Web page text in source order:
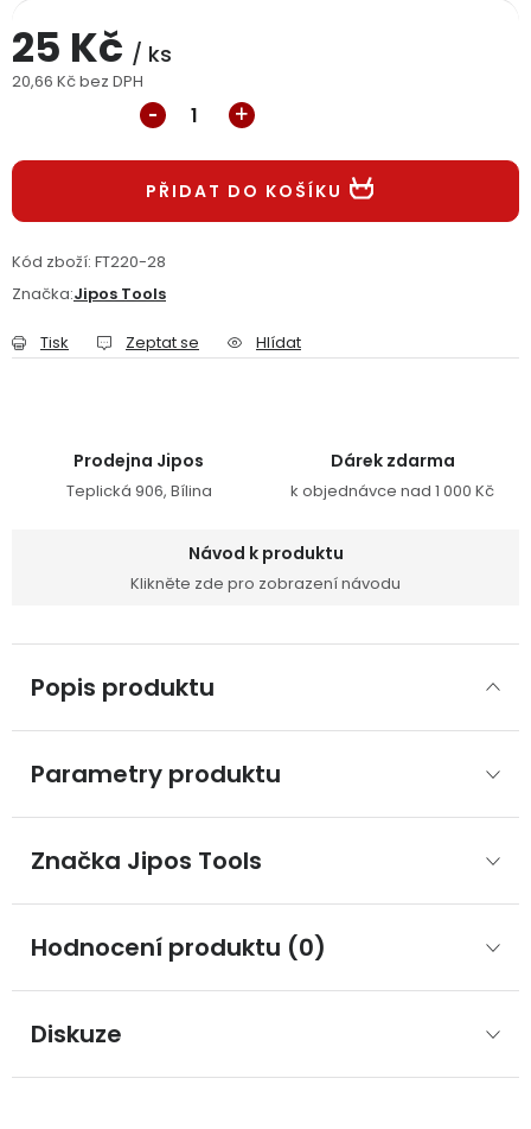
Reklamační formulář Odstoupení ve lhůtě 14 dní
Obchodní podmínky Reklamační řád
25 Kč / ks
20,66 Kč bez DPH
PŘIDAT DO KOŠÍKU
Kód zboží: FT220-28
Značka:Jipos Tools
Tisk Zeptat se Hlídat
Prodejna Jipos
Teplická 906, Bílina
Dárek zdarma
k objednávce nad 1 000 Kč
Návod k produktu
Klikněte zde pro zobrazení návodu
Popis produktu
Parametry produktu
Značka Jipos Tools
Hodnocení produktu (0)
Diskuze